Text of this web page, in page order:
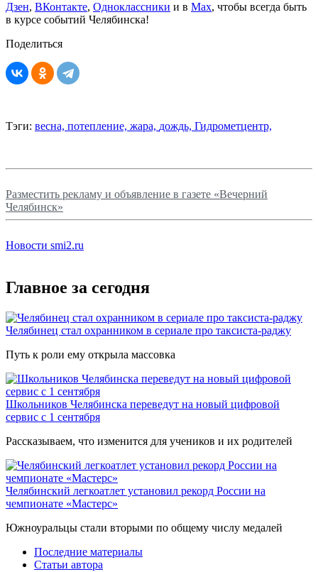
Дзен, ВКонтакте, Одноклассники и в Max, чтобы всегда быть
в курсе событий Челябинска!
Поделиться
Тэги: весна, потепление, жара, дождь, Гидрометцентр,
Разместить рекламу и объявление в газете «Вечерний
Челябинск»
Новости smi2.ru
Главное за сегодня
Челябинец стал охранником в сериале про таксиста-раджу
Путь к роли ему открыла массовка
Школьников Челябинска переведут на новый цифровой
сервис с 1 сентября
Рассказываем, что изменится для учеников и их родителей
Челябинский легкоатлет установил рекорд России на
чемпионате «Мастерс»
Южноуральцы стали вторыми по общему числу медалей
Последние материалы
Статьи автора